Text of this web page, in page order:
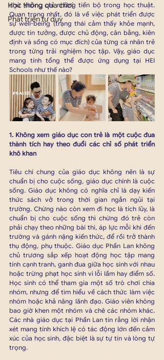
Học thông qua chơi
Phát triển tư duy
chứ không chỉ những tiến bộ trong học thuật.
Quan trọng nhất, đó là về việc phát triển được
sự well-being (trạng thái cảm thấy khỏe mạnh,
được tin tưởng, được chủ động, cân bằng, kiên
định và sống có mục đích) của từng cá nhân trẻ
trong từng trải nghiệm học tập. Vậy, giáo dục
mang tính tổng thể được ứng dụng tại HEI
Schools như thế nào?
1. Không xem giáo dục con trẻ là một cuộc đua
thành tích hay theo đuổi các chỉ số phát triển
khô khan
Tiêu chí chung của giáo dục không nên là sự
chuẩn bị cho cuộc sống, giáo dục chính là cuộc
sống. Giáo dục không có nghĩa chỉ là dạy kiến
thức sách vở trong thời gian ngắn ngủi tại
trường. Chừng nào còn xem đi học là tích lũy, là
chuẩn bị cho cuộc sống thì chừng đó trẻ còn
phải chạy theo những bài thi, áp lực mỗi khi đến
trường và gánh nặng kiến thức, để rồi trở thành
thụ động, phụ thuộc. Giáo dục Phần Lan không
chủ trương sắp xếp hoạt động học tập mang
tính cạnh tranh, ganh đua giữa học sinh với nhau
hoặc trừng phạt học sinh vì lỗi lầm hay điểm số.
Học sinh có thể tham gia một số trò chơi chia
nhóm, nhưng để tìm hiểu về cách thức làm việc
nhóm hoặc khả năng lãnh đạo. Giáo viên không
bao giờ khen một nhóm và chê các nhóm khác.
Các nhà giáo dục tại Phần Lan tin rằng lời nhận
xét mang tính khích lệ có tác động lớn đến cảm
xúc của học sinh, đặc biệt là sự tự tin và lòng tự
trọng.